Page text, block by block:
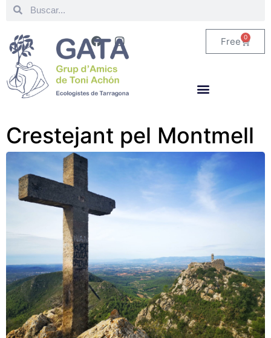
Free 0
Crestejant pel Montmell